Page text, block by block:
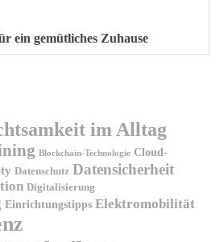
ein gemütliches Zuhause
im Alltag
Blockchain-Technologie Cloud-
Datenschutz Datensicherheit
Digitalisierung
Einrichtungstipps Elektromobilität